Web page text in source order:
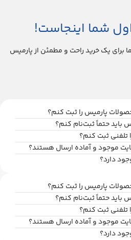
شما اینجاست!
برای یک خرید راحت و مطمئن از پارمیس
پارمیس را ثبت کنم؟
باید حتماً ثبت‌نام کنم؟
تلفنی ثبت کنم؟
موجود و آماده ارسال هستند؟
دارد؟
پارمیس را ثبت کنم؟
باید حتماً ثبت‌نام کنم؟
تلفنی ثبت کنم؟
موجود و آماده ارسال هستند؟
دارد؟